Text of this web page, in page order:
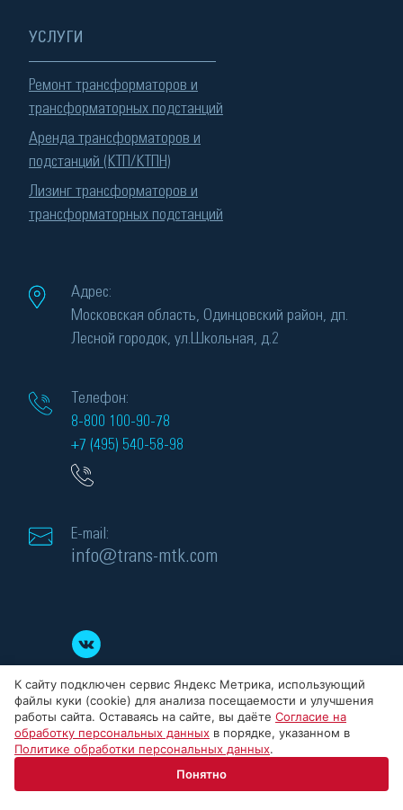
УСЛУГИ
Ремонт трансформаторов и
трансформаторных подстанций
Аренда трансформаторов и
подстанций (КТП/КТПН)
Лизинг трансформаторов и
трансформаторных подстанций
Адрес:
Московская область, Одинцовский район, дп.
Лесной городок, ул.Школьная, д.2
Телефон:
8-800 100-90-78
+7 (495) 540-58-98
E-mail:
info@trans-mtk.com
К сайту подключен сервис Яндекс Метрика, использующий
файлы куки (cookie) для анализа посещаемости и улучшения
работы сайта. Оставаясь на сайте, вы даёте Согласие на
обработку персональных данных в порядке, указанном в
Политике обработки персональных данных.
Понятно